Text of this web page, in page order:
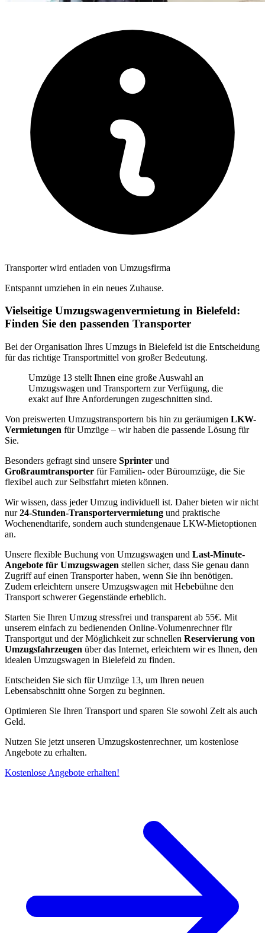
Transporter wird entladen von Umzugsfirma
Entspannt umziehen in ein neues Zuhause.
Vielseitige Umzugswagenvermietung in Bielefeld:
Finden Sie den passenden Transporter
Bei der Organisation Ihres Umzugs in Bielefeld ist die Entscheidung
für das richtige Transportmittel von großer Bedeutung.
Umzüge 13 stellt Ihnen eine große Auswahl an
Umzugswagen und Transportern zur Verfügung, die
exakt auf Ihre Anforderungen zugeschnitten sind.
Von preiswerten Umzugstransportern bis hin zu geräumigen LKW-
Vermietungen für Umzüge – wir haben die passende Lösung für
Sie.
Besonders gefragt sind unsere Sprinter und
Großraumtransporter für Familien- oder Büroumzüge, die Sie
flexibel auch zur Selbstfahrt mieten können.
Wir wissen, dass jeder Umzug individuell ist. Daher bieten wir nicht
nur24-Stunden-Transportervermietung und praktische
Wochenendtarife, sondern auch stundengenaue LKW-Mietoptionen
an.
Unsere flexible Buchung von Umzugswagen und Last-Minute-
Angebote für Umzugswagen stellen sicher, dass Sie genau dann
Zugriff auf einen Transporter haben, wenn Sie ihn benötigen.
Zudem erleichtern unsere Umzugswagen mit Hebebühne den
Transport schwerer Gegenstände erheblich.
Starten Sie Ihren Umzug stressfrei und transparent ab 55€. Mit
unserem einfach zu bedienenden Online-Volumenrechner für
Transportgut und der Möglichkeit zur schnellen Reservierung von
Umzugsfahrzeugen über das Internet, erleichtern wir es Ihnen, den
idealen Umzugswagen in Bielefeld zu finden.
Entscheiden Sie sich für Umzüge 13, um Ihren neuen
Lebensabschnitt ohne Sorgen zu beginnen.
Optimieren Sie Ihren Transport und sparen Sie sowohl Zeit als auch
Geld.
Nutzen Sie jetzt unseren Umzugskostenrechner, um kostenlose
Angebote zu erhalten.
Kostenlose Angebote erhalten!